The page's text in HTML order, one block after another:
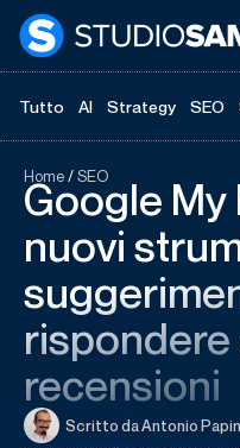
Tutto AI Strategy SEO
Home/SEO
Google My
nuovi
rispondere
recensioni
Scritto daAntonio